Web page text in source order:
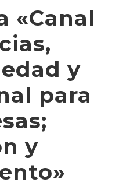
«Canal
y
para
y